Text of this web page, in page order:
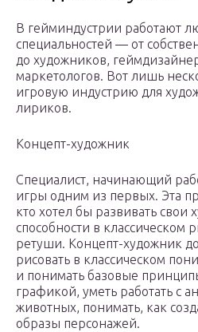
В гейминдустрии работают
специальностей — от
до художников,
маркетологов. Вот лишь
игровую индустрию для
лириков.
Концепт-художник
Специалист, начинающий
игры одним из первых. Эта
кто хотел бы развивать свои
способности в классическом
ретуши. Концепт-художник
рисовать в классическом
и понимать базовые
графикой, уметь работать с
животных, понимать, как
образы персонажей.